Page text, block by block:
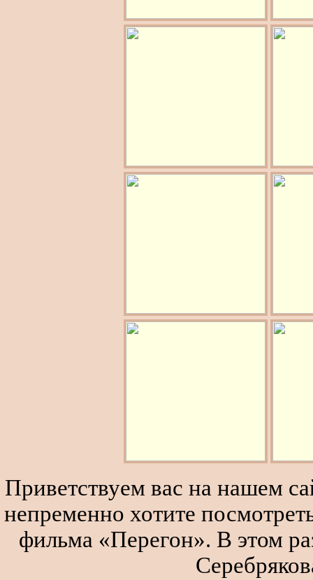
Приветствуем вас на нашем
непременно хотите
фильма «Перегон». В этом